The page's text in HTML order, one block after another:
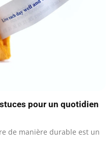
pour un quotidien
de manière durable est un